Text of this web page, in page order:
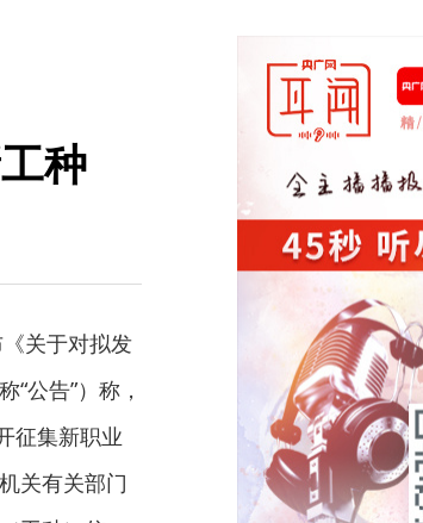
种
关于对拟发
公告”）称，
征集新职业
关有关部门